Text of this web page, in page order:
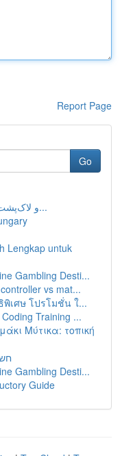
Report Page
Go
ایجاد بازی مار با Python و لاک‌پشت : آموز...
Lengkap untuk
Gambling Desti...
vs mat...
พิเศษ โปรโมชั่น ใ...
Training ...
Μύτικα: τοπική
Gambling Desti...
Guide